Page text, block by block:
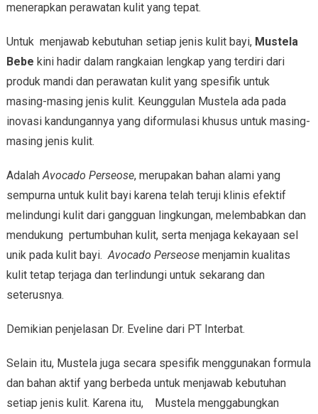
menerapkan perawatan kulit yang tepat.
Untuk menjawab kebutuhan setiap jenis kulit bayi, Mustela
Bebe kini hadir dalam rangkaian lengkap yang terdiri dari
produk mandi dan perawatan kulit yang spesifik untuk
masing-masing jenis kulit. Keunggulan Mustela ada pada
inovasi kandungannya yang diformulasi khusus untuk masing-
masing jenis kulit.
AdalahAvocado Perseose, merupakan bahan alami yang
sempurna untuk kulit bayi karena telah teruji klinis efektif
melindungi kulit dari gangguan lingkungan, melembabkan dan
mendukung pertumbuhan kulit, serta menjaga kekayaan sel
unik pada kulit bayi.Avocado Perseosemenjamin kualitas
kulit tetap terjaga dan terlindungi untuk sekarang dan
seterusnya.
Demikian penjelasan Dr. Eveline dari PT Interbat.
Selain itu, Mustela juga secara spesifik menggunakan formula
dan bahan aktif yang berbeda untuk menjawab kebutuhan
setiap jenis kulit. Karena itu, Mustela menggabungkan